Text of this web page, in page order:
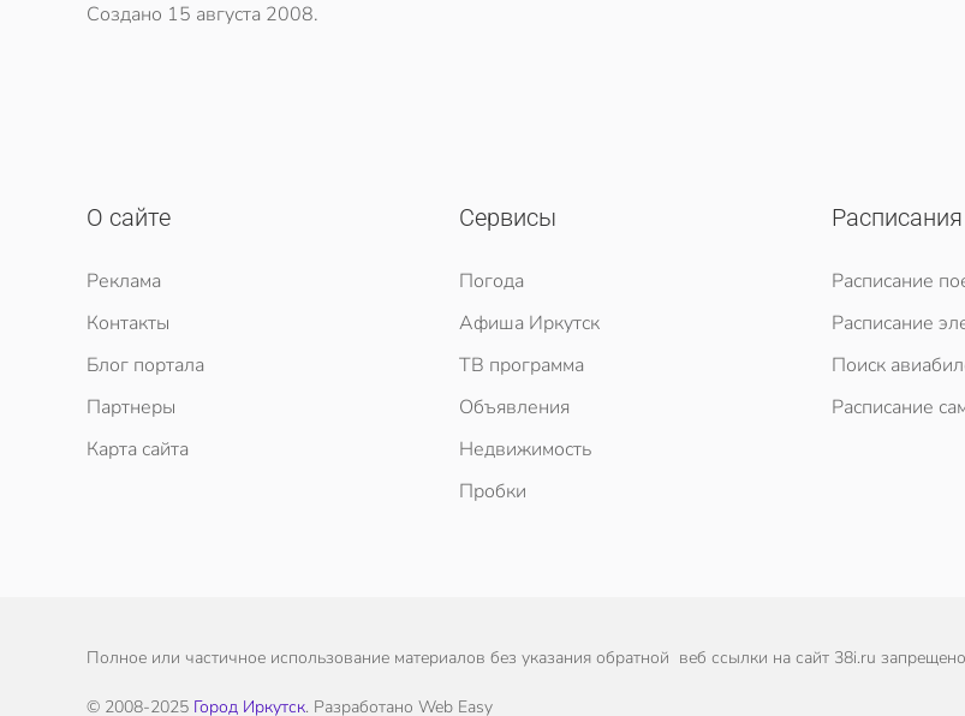
Создано 15 августа 2008.
О сайте
Реклама
Контакты
Блог портала
Партнеры
Карта сайта
Сервисы
Погода
Афиша Иркутск
ТВ программа
Объявления
Недвижимость
Пробки
Расписания
Расписание
Расписание
Поиск
Расписание
Полное или частичное использование материалов без указания обратной веб ссылки на сайт 38i.ru
© 2008-2025 Город Иркутск. Разработано Web Easy